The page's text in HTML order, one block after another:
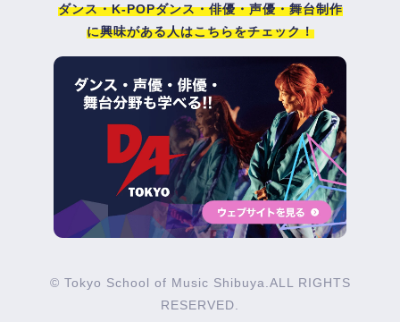
ダンス・K-POPダンス・俳優・声優・舞台制作
に興味がある人はこちらをチェック！
© Tokyo School of Music Shibuya.ALL RIGHTS
RESERVED.